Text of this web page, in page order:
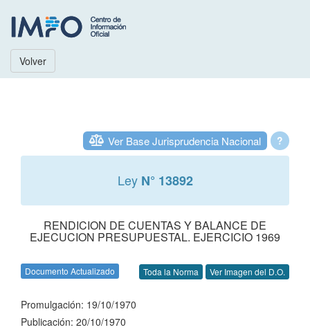
Volver
?
Ver Base Jurisprudencia Nacional
Ley N° 13892
RENDICION DE CUENTAS Y BALANCE DE
EJECUCION PRESUPUESTAL. EJERCICIO 1969
Documento Actualizado Toda la Norma Ver Imagen del D.O.
Promulgación: 19/10/1970
Publicación: 20/10/1970